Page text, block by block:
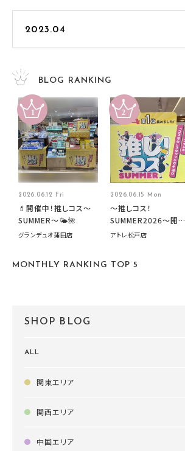
BLOG RANKING
2026.06.12 Fri
💄開催中！推しコス〜
SUMMER〜🌤️🌺
グランデュオ蒲田店
2026.06.15 Mon
～推しコス！
SUMMER2026～開催
中です！
アトレ松戸店
MONTHLY RANKING TOP 5
SHOP BLOG
ALL
関東エリア
関西エリア
中国エリア